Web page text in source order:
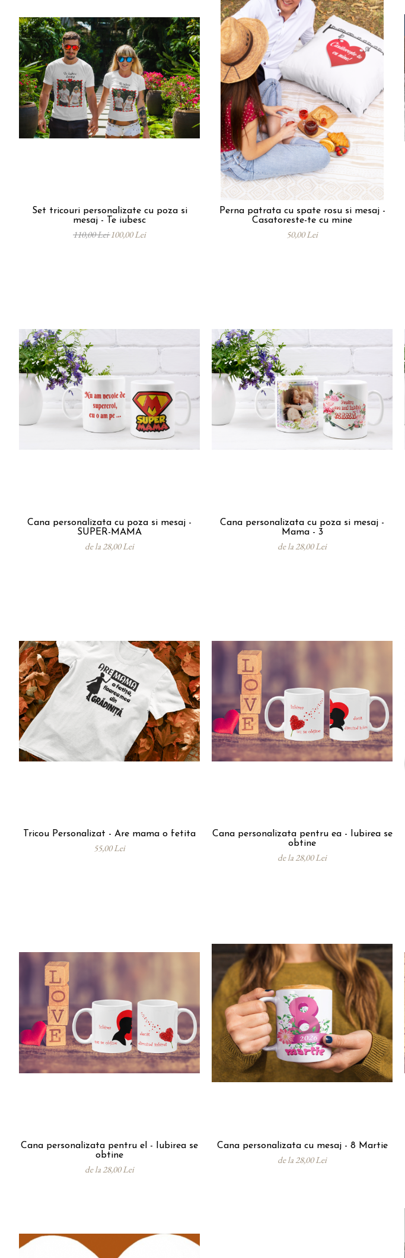
Puzzle personalizat
Rame foto personalizate
Plachete personalizate
Sort personalizat
Tricouri personalizate
Pix personalizat
Set cadou
Tavita de mot
Umerase Personalizate
Pahare personalizate
Set tricouri personalizate cu poza si
mesaj - Te iubesc
110,00 Lei100,00 Lei
Perna patrata cu spate rosu si mesaj -
Casatoreste-te cu mine
50,00 Lei
Cana personalizata cu poza si mesaj -
SUPER-MAMA
de la 28,00 Lei
Cana personalizata cu poza si mesaj -
Mama - 3
de la 28,00 Lei
Tricou Personalizat - Are mama o fetita
55,00 Lei
Cana personalizata pentru ea - Iubirea se
obtine
de la 28,00 Lei
Cana personalizata pentru el - Iubirea se
obtine
de la 28,00 Lei
Cana personalizata cu mesaj - 8 Martie
de la 28,00 Lei